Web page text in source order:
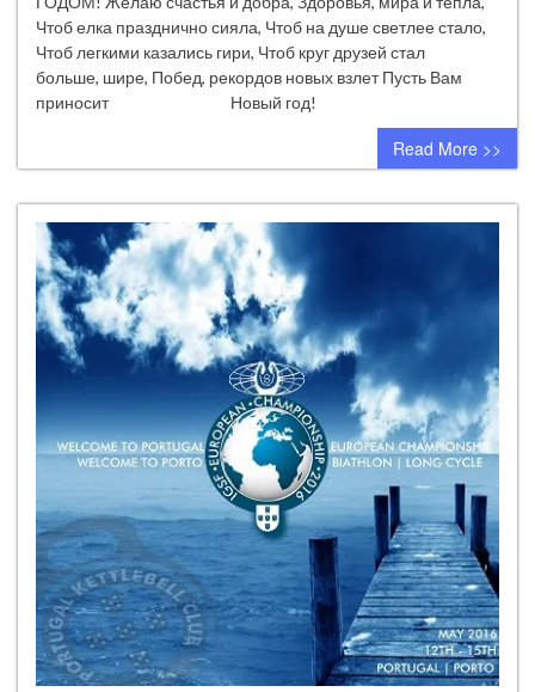
Новым
годом!
Чтоб елка празднично сияла, Чтоб на душе светлее стало,
Чтоб легкими казались гири, Чтоб круг друзей стал
больше, шире, Побед, рекордов новых взлет Пусть Вам
приносит Новый год!
Read More >>